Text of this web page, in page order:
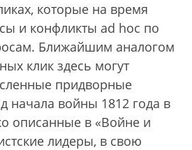
которые на время
и конфликты ad hoc по
Ближайшим аналогом
клик здесь могут
придворные
начала войны 1812 года в
описанные в «Войне и
лидеры, в свою